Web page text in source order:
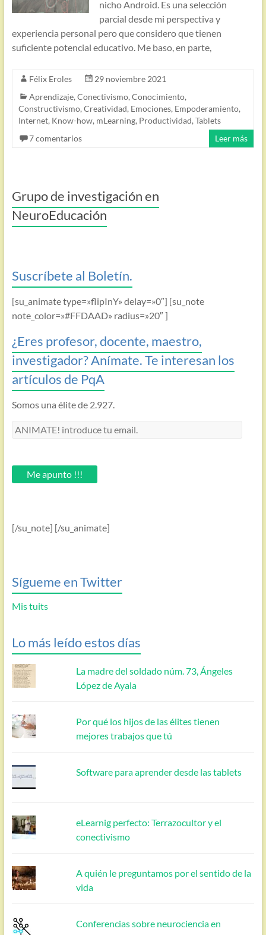
nicho Android. Es una selección
parcial desde mi perspectiva y
experiencia personal pero que considero que tienen
suficiente potencial educativo. Me baso, en parte,
Félix Eroles
29 noviembre 2021
Aprendizaje, Conectivismo, Conocimiento,
Constructivismo, Creatividad, Emociones, Empoderamiento,
Internet, Know-how, mLearning, Productividad, Tablets
7 comentarios
Leer más
Grupo de investigación en
NeuroEducación
Suscríbete al Boletín.
[su_animate type=»flipInY» delay=»0″] [su_note
note_color=»#FFDAAD» radius=»20″ ]
¿Eres profesor, docente, maestro,
investigador? Anímate. Te interesan los
artículos de PqA
Somos una élite de 2.927.
ANIMATE!
email.Me apunto !!!
[/su_note] [/su_animate]
Sígueme en Twitter
Mis tuits
Lo más leído estos días
La madre del soldado núm. 73, Ángeles
López de Ayala
Por qué los hijos de las élites tienen
mejores trabajos que tú
Software para aprender desde las tablets
eLearnig perfecto: Terrazocultor y el
conectivismo
A quién le preguntamos por el sentido de la
vida
Conferencias sobre neurociencia en